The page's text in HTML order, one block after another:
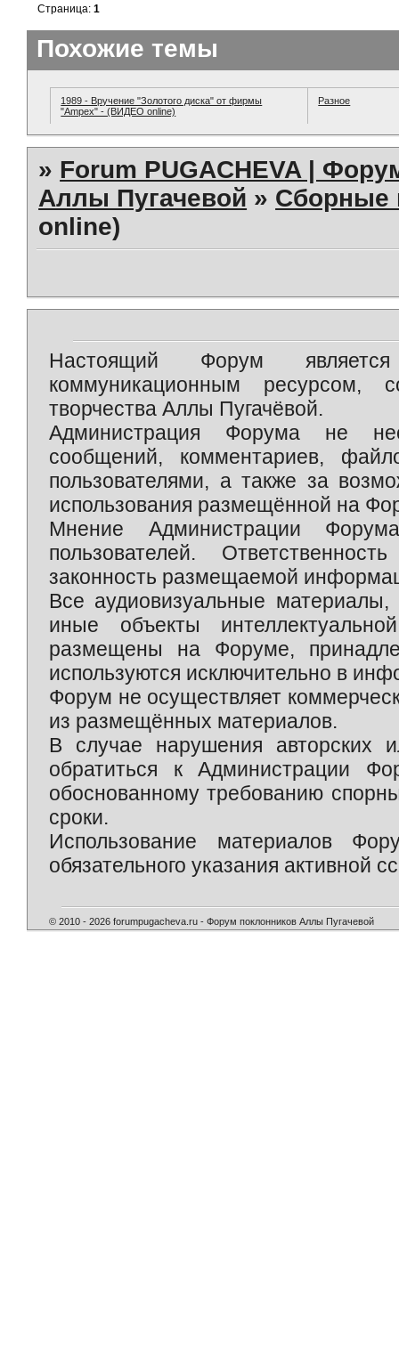
Страница:1
Похожие темы
1989 - Вручение "Золотого диска" от фирмы
"Ampex" - (ВИДЕО online)
Разное
» Forum PUGACHEVA |
Аллы Пугачевой » Сборные
online)
Настоящий Форум является
коммуникационным ресурсом,
творчества Аллы Пугачёвой.
Администрация Форума не
сообщений, комментариев,
пользователями, а также за
использования размещённой на
Мнение Администрации
пользователей.
законность размещаемой
Все аудиовизуальные
иные объекты
размещены на Форуме,
используются исключительно в
Форум не осуществляет
из размещённых материалов.
В случае нарушения авторских
обратиться к Администрации
обоснованному требованию
сроки.
Использование материалов
обязательного указания активной
© 2010 - 2026 forumpugacheva.ru - Форум поклонников Аллы Пугачевой